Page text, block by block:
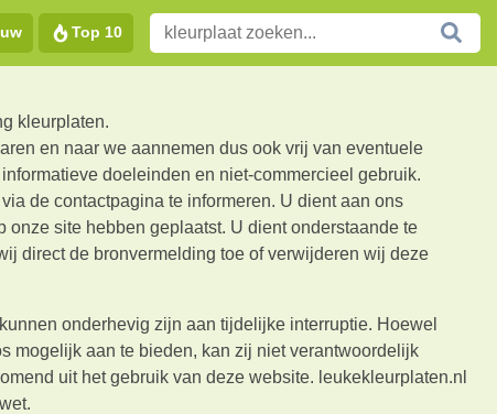
Top 10
kleurplaten.
en naar we aannemen dus ook vrij van eventuele
doeleinden en niet-commercieel gebruik.
de contactpagina te informeren. U dient aan ons
site hebben geplaatst. U dient onderstaande te
direct de bronvermelding toe of verwijderen wij deze
onderhevig zijn aan tijdelijke interruptie. Hoewel
mogelijk aan te bieden, kan zij niet verantwoordelijk
uit het gebruik van deze website. leukekleurplaten.nl